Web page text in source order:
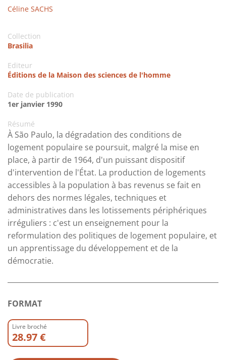
Céline SACHS
Collection
Brasilia
Editeur
Éditions de la Maison des sciences de l'homme
Date de publication
1er janvier 1990
Résumé
À São Paulo, la dégradation des conditions de
logement populaire se poursuit, malgré la mise en
place, à partir de 1964, d'un puissant dispositif
d'intervention de l'État. La production de logements
accessibles à la population à bas revenus se fait en
dehors des normes légales, techniques et
administratives dans les lotissements périphériques
irréguliers : c'est un enseignement pour la
reformulation des politiques de logement populaire, et
un apprentissage du développement et de la
démocratie.
FORMAT
Livre broché
28.97 €